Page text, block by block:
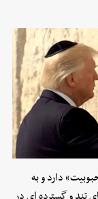
در اسرائیل «۹۹ درصد محبوبیت» دارد و به